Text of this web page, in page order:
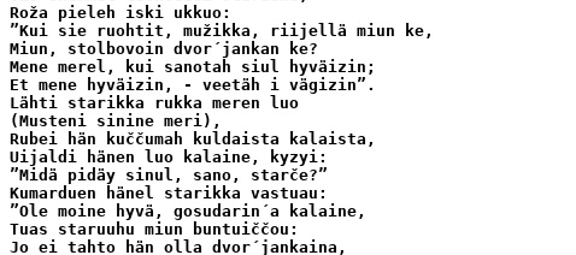
Roža pieleh iski ukkuo:
”Kui sie ruohtit, mužikka, riijellä miun ke,
Miun, stolbovoin dvor´jankan ke?
Mene merel, kui sanotah siul hyväizin;
Et mene hyväizin, - veetäh i vägizin”.
Lähti starikka rukka meren luo
(Musteni sinine meri),
Rubei hän kuččumah kuldaista kalaista,
Uijaldi hänen luo kalaine, kyzyi:
”Midä pidäy sinul, sano, starče?”
Kumarduen hänel starikka vastuau:
”Ole moine hyvä, gosudarin´a kalaine,
Tuas staruuhu miun buntuiččou:
Jo ei tahto hän olla dvor´jankaina,